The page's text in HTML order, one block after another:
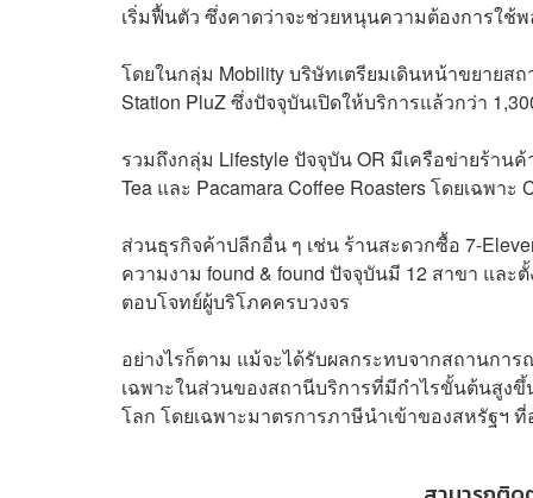
เริ่มฟื้นตัว ซึ่งคาดว่าจะช่วยหนุนความต้องการใช้
โดยในกลุ่ม Mobility บริษัทเตรียมเดินหน้าขยายส
Station PluZ ซึ่งปัจจุบันเปิดให้บริการแล้วกว่า
รวมถึงกลุ่ม Lifestyle ปัจจุบัน OR มีเครือข่ายร้าน
Tea และ Pacamara Coffee Roasters โดยเฉพา
ส่วนธุรกิจค้าปลีกอื่น ๆ เช่น ร้านสะดวกซื้อ 7-
ความงาม found & found ปัจจุบันมี 12 สาขา และ
ตอบโจทย์ผู้บริโภคครบวงจร
อย่างไรก็ตาม แม้จะได้รับผลกระทบจากสถานกา
เฉพาะในส่วนของสถานีบริการที่มีกำไรขั้นต้นสูง
โลก โดยเฉพาะมาตรการภาษีนำเข้าของสหรัฐฯ